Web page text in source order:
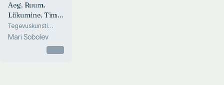
Aeg. Ruum.
Liikumine. Time.
Space.
Movement
Tegevuskunsti
festival Paides 15.
juunil 2002.
Mari Sobolev